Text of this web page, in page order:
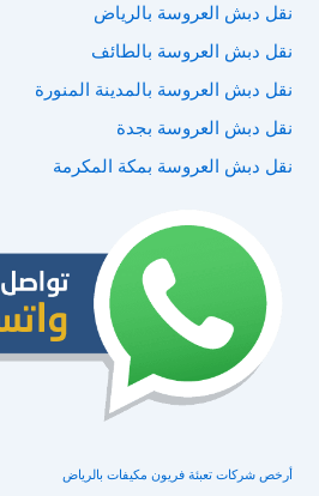
نقل دبش العروسة بالرياض
نقل دبش العروسة بالطائف
نقل دبش العروسة بالمدينة المنورة
نقل دبش العروسة بجدة
نقل دبش العروسة بمكة المكرمة
أرخص شركات تعبئة فريون مكيفات بالرياض